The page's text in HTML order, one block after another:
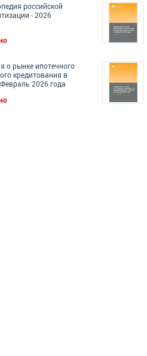
российской
- 2026
о рынке ипотечного
кредитования в
2026 года